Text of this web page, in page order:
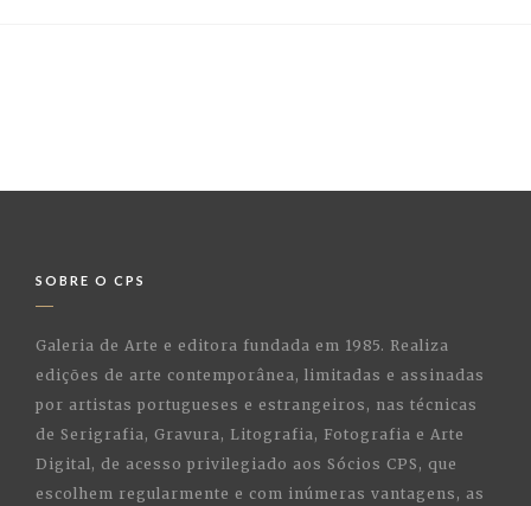
SOBRE O CPS
Galeria de Arte e editora fundada em 1985. Realiza
edições de arte contemporânea, limitadas e assinadas
por artistas portugueses e estrangeiros, nas técnicas
de Serigrafia, Gravura, Litografia, Fotografia e Arte
Digital, de acesso privilegiado aos Sócios CPS, que
escolhem regularmente e com inúmeras vantagens, as